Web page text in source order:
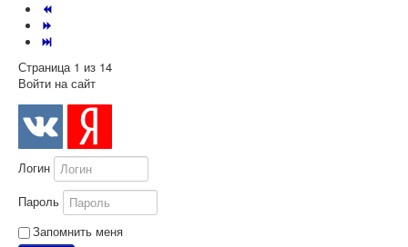
Страница 1 из 14
Войти на сайт
Логин
Пароль
Запомнить меня